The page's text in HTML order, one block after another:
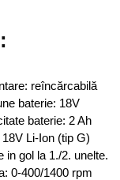
reîncărcabilă
baterie: 18V
baterie: 2 Ah
18V Li-Ion (tip G)
in gol la 1./2. unelte.
0-400/1400 rpm